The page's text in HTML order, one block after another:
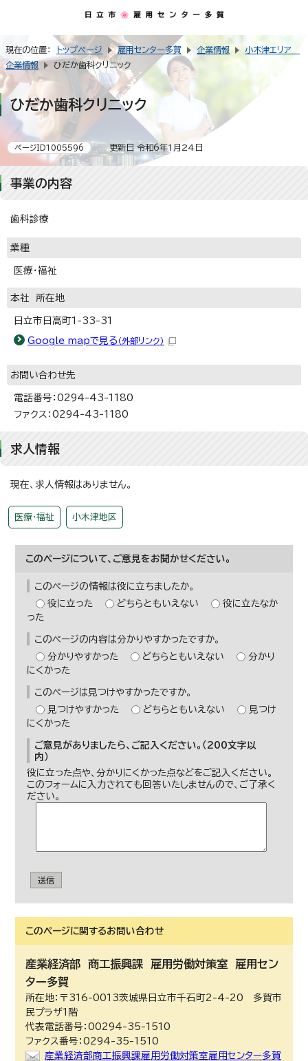
現在の位置： トップページ 雇用センター多賀 企業情報
小木津エリア
企業情報
ひだか歯科クリニック
ひだか歯科クリニック
ページID1005596 更新日 令和6年1月24日
事業の内容
歯科診療
業種
医療・福祉
本社 所在地
日立市日高町1-33-31
Google mapで見る （外部リンク）
お問い合わせ先
電話番号：0294-43-1180
ファクス：0294-43-1180
求人情報
現在、求人情報はありません。
医療・福祉 小木津地区
このページについて、ご意見をお聞かせください。
このページの情報は役に立ちましたか。
役に立った
どちらともいえない
役に立たなか
った
このページの内容は分かりやすかったですか。
分かりやすかった
どちらともいえない
分かり
にくかった
このページは見つけやすかったですか。
見つけやすかった
どちらともいえない
見つけ
にくかった
ご意見がありましたら、ご記入ください。（200文字以
内）
役に立った点や、分かりにくかった点などをご記入ください。
このフォームに入力されても回答いたしませんので、ご了承く
ださい。
送信
このページに関するお問い合わせ
産業経済部商工振興課 雇用労働対策室 雇用セン
ター多賀
所在地：〒316-0013茨城県日立市千石町2-4-20 多賀市
民プラザ1階
代表電話番号：00294-35-1510
ファクス番号：0294-35-1510
産業経済部商工振興課雇用労働対策室雇用センター多賀